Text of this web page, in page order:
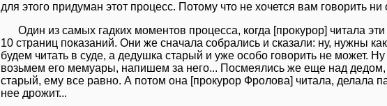
для этого придуман этот процесс. Потому что не хочется вам говорить ни
Один из самых гадких моментов процесса, когда [прокурор] читала
10 страниц показаний. Они же сначала собрались и сказали: ну, нужны
будем читать в суде, а дедушка старый и уже особо говорить не может.
возьмем его мемуары, напишем за него... Посмеялись же еще над дедом,
старый, ему все равно. А потом она [прокурор Фролова] читала, делала
нее дрожит...